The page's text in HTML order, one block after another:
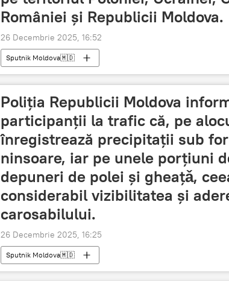
României și Republicii Moldova.
26 Decembrie 2025, 16:52
Sputnik Moldova🇲🇩
Poliția Republicii Moldova
participanții la trafic că, pe
înregistrează precipitații sub
ninsoare, iar pe unele porțiuni
depuneri de polei și gheațǎ,
considerabil vizibilitatea și
carosabilului.
26 Decembrie 2025, 16:25
Sputnik Moldova🇲🇩